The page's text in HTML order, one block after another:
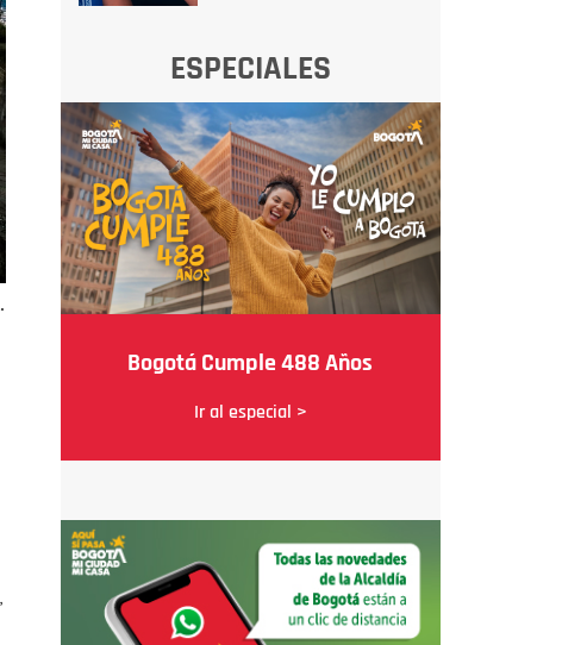
ESPECIALES
Bogotá Cumple 488 Años
Ir al especial >